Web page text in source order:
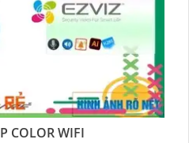
COLOR WIFI